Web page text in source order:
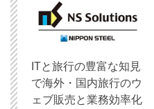
ITと旅行の豊富な知見
で海外・国内旅行のウ
ェブ販売と業務効率化